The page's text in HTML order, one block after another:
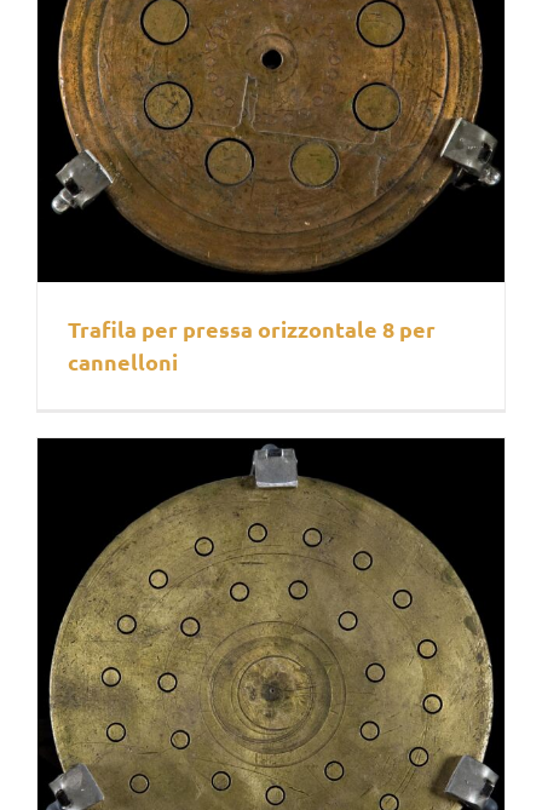
Trafila per pressa orizzontale 8 per
cannelloni